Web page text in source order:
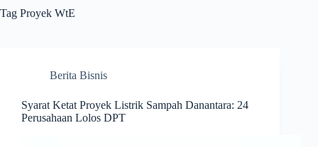
Tag Proyek WtE
Berita Bisnis
Syarat Ketat Proyek Listrik Sampah Danantara: 24
Perusahaan Lolos DPT